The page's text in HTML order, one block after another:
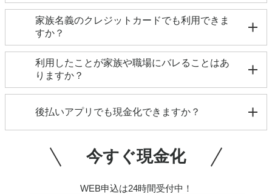
一括払いの他に、分割払い・リボ払いからお選びい
ただけます。一部支払い方法がお選びできないカー
ドもございますので、詳細はお電話にてお問い合わ
せ下さい。
家族名義のクレジットカードでも利用できま
すか？
大変申し訳ございません。ご利用はご本人様名義の
クレジットカードのみに限らせていただいておりま
す。
利用したことが家族や職場にバレることはあ
りますか？
審査や職場へ在籍確認をおこなうことはありません
ので、ご利用者様以外の第三者にバレることはあり
ません。ご安心ください。
後払いアプリでも現金化できますか？
PAY、Kyash、B/43、ultra、BANKITなど）、プリペ
イドカード・バンドルカードも対応可能です。お気
今すぐ現金化
WEB申込は24時間受付中！